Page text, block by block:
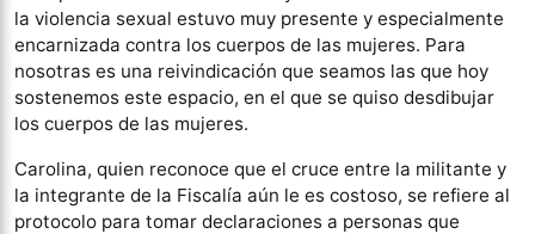
la violencia sexual estuvo muy presente y especialmente
encarnizada contra los cuerpos de las mujeres. Para
nosotras es una reivindicación que seamos las que hoy
sostenemos este espacio, en el que se quiso desdibujar
los cuerpos de las mujeres.
Carolina, quien reconoce que el cruce entre la militante y
la integrante de la Fiscalía aún le es costoso, se refiere al
protocolo para tomar declaraciones a personas que